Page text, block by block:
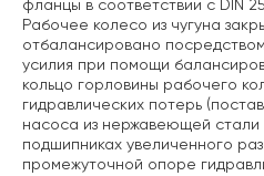
фланцы в соответствии с DIN
Рабочее колесо из чугуна
отбалансировано
усилия при помощи
кольцо горловины рабочего
гидравлических потерь
насоса из нержавеющей
подшипниках увеличенного
промежуточной опоре